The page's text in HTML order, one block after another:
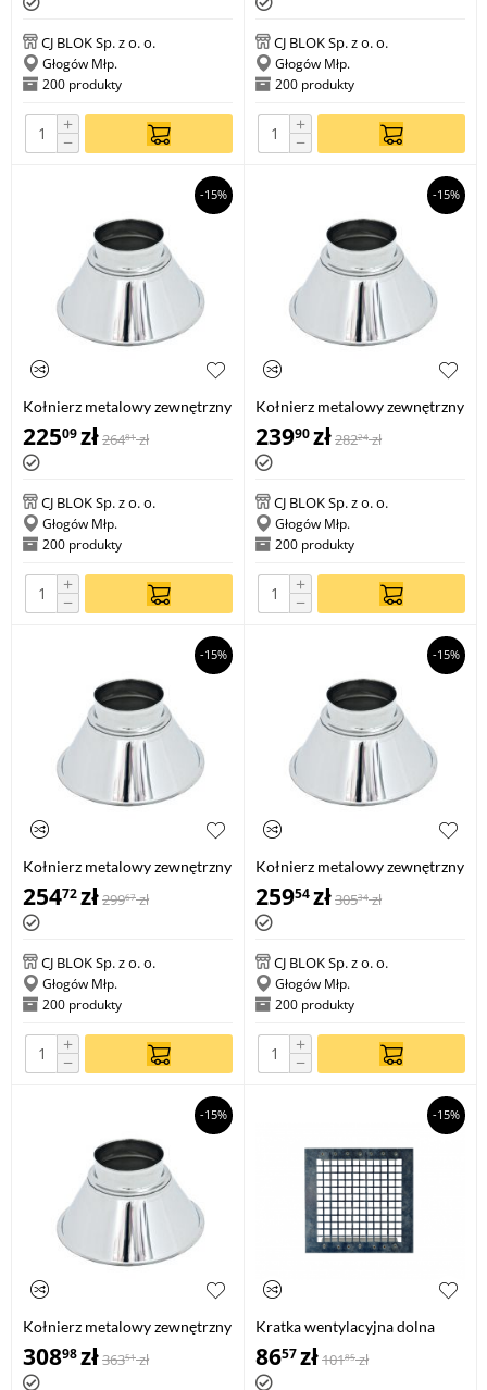
CJ BLOK Sp. z o. o.
Głogów Młp.
200 produkty
+
−
CJ BLOK Sp. z o. o.
Głogów Młp.
200 produkty
+
−
-15%
Kołnierz metalowy zewnętrzny
KMZ 140
22509zł26481 zł
CJ BLOK Sp. z o. o.
Głogów Młp.
200 produkty
+
−
-15%
Kołnierz metalowy zewnętrzny
KMZ 160
23990zł28224 zł
CJ BLOK Sp. z o. o.
Głogów Młp.
200 produkty
+
−
-15%
Kołnierz metalowy zewnętrzny
KMZ 180
25472zł29967 zł
CJ BLOK Sp. z o. o.
Głogów Młp.
200 produkty
+
−
-15%
Kołnierz metalowy zewnętrzny
KMZ 200
25954zł30534 zł
CJ BLOK Sp. z o. o.
Głogów Młp.
200 produkty
+
−
-15%
Kołnierz metalowy zewnętrzny
KMZ 250
30898zł36351 zł
-15%
Kratka wentylacyjna dolna
8657zł10185 zł